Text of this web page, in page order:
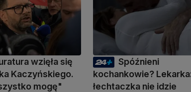
wzięła się
Kaczyńskiego.
mogę"
Spóźnieni
kochankowie?
łechtaczka nie idzie